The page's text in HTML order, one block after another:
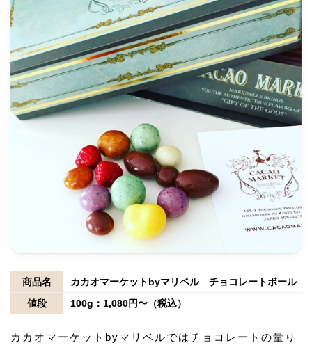
商品名
カカオマーケットbyマリベル チョコレートボール
値段
100g：1,080円〜（税込）
カカオマーケットbyマリベルではチョコレートの量り